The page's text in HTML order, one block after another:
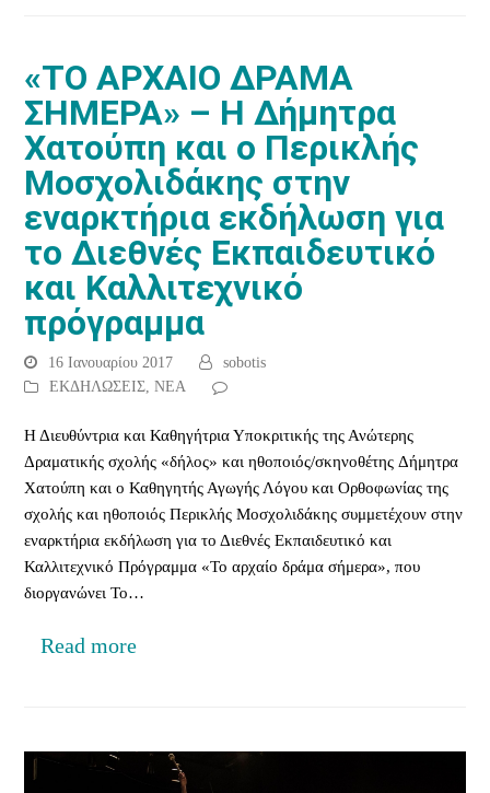
«ΤΟ ΑΡΧΑΙΟ ΔΡΑΜΑ
ΣΗΜΕΡΑ» – Η Δήμητρα
Χατούπη και ο Περικλής
Μοσχολιδάκης στην
εναρκτήρια εκδήλωση για
το Διεθνές Εκπαιδευτικό
και Καλλιτεχνικό
πρόγραμμα
16 Ιανουαρίου 2017
sobotis
ΕΚΔΗΛΩΣΕΙΣ,ΝΕΑ
Η Διευθύντρια και Καθηγήτρια Υποκριτικής της Ανώτερης
Δραματικής σχολής «δήλος» και ηθοποιός/σκηνοθέτης Δήμητρα
Χατούπη και ο Καθηγητής Αγωγής Λόγου και Ορθοφωνίας της
σχολής και ηθοποιός Περικλής Μοσχολιδάκης συμμετέχουν στην
εναρκτήρια εκδήλωση για το Διεθνές Εκπαιδευτικό και
Καλλιτεχνικό Πρόγραμμα «Το αρχαίο δράμα σήμερα», που
διοργανώνει Το…
Read more